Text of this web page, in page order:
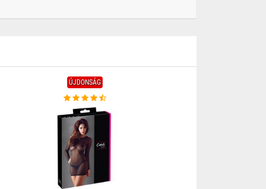
ÚJDONSÁG